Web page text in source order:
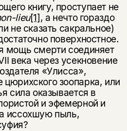
книгу, проступает не
-lieu[1], а нечто гораздо
не сказать сакральное)
поверхностное.
мощь смерти соединяет
века через усекновение
«Улисса»,
зоопарка, или
сила оказывается в
и эфемерной и
иссохшую пыль,